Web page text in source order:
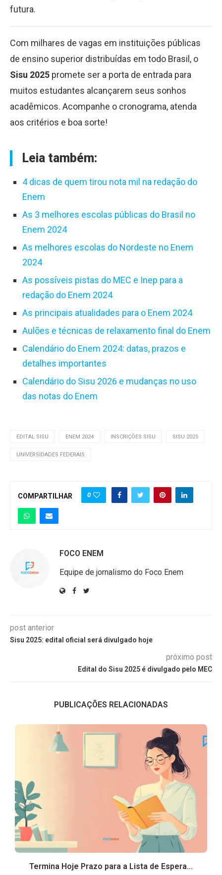
futura.
Com milhares de vagas em instituições públicas
de ensino superior distribuídas em todo Brasil, o
Sisu 2025 promete ser a porta de entrada para
muitos estudantes alcançarem seus sonhos
acadêmicos. Acompanhe o cronograma, atenda
aos critérios e boa sorte!
Leia também:
4 dicas de quem tirou nota mil na redação do
Enem
As 3 melhores escolas públicas do Brasil no
Enem 2024
As melhores escolas do Nordeste no Enem
2024
As possíveis pistas do MEC e Inep para a
redação do Enem 2024
As principais atualidades para o Enem 2024
Aulões e técnicas de relaxamento final do Enem
Calendário do Enem 2024: datas, prazos e
detalhes importantes
Calendário do Sisu 2026 e mudanças no uso
das notas do Enem
EDITAL SISU ENEM 2024 INSCRIÇÕES SISU SISU 2025
UNIVERSIDADES FEDERAIS
COMPARTILHAR 0
FOCO ENEM
Equipe de jornalismo do Foco Enem
post anterior
Sisu 2025: edital oficial será divulgado hoje
próximo post
Edital do Sisu 2025 é divulgado pelo MEC
PUBLICAÇÕES RELACIONADAS
Termina Hoje Prazo para a Lista de Espera...